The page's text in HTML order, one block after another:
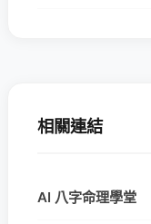
相關連結
AI 八字命理學堂